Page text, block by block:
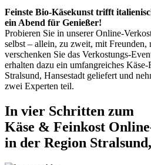
Feinste Bio-Käsekunst trifft
ein Abend für Genießer!
Probieren Sie in unserer Online-
selbst – allein, zu zweit, mit Freunden,
verschenken Sie das Verkostungs-
erhalten dazu ein umfangreiches
Stralsund, Hansestadt geliefert und
zwei Experten teil.
In vier Schritten zum
Käse & Feinkost
in der Region